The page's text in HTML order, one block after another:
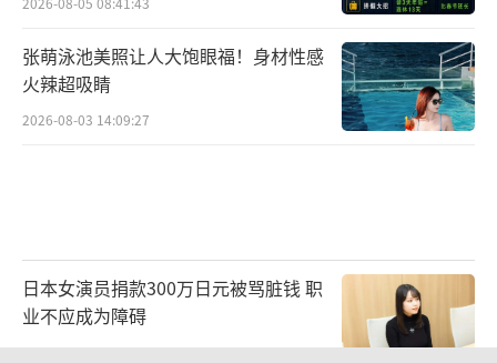
张萌泳池美照让人大饱眼福！身材性感
火辣超吸睛
2026-08-03 14:09:27
日本女演员捐款300万日元被骂脏钱 职
业不应成为障碍
2026-08-06 14:33:57